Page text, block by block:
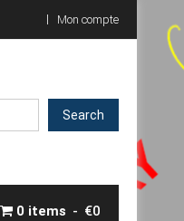
Mon compte
Search
0 items €0